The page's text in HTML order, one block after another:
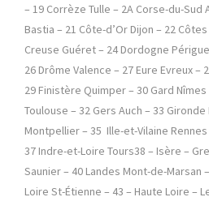
– 19 Corrèze Tulle – 2A Corse-du-Sud
Bastia – 21 Côte-d’Or Dijon – 22
Creuse Guéret – 24 Dordogne
26 Drôme Valence – 27 Eure Evreux –
29 Finistère Quimper – 30 Gard
Toulouse – 32 Gers Auch – 33
Montpellier – 35 Ille-et-Vilaine
37 Indre-et-Loire Tours38 – Isère –
Saunier – 40 Landes Mont-de-Marsan
Loire St-Étienne – 43 – Haute Loire –